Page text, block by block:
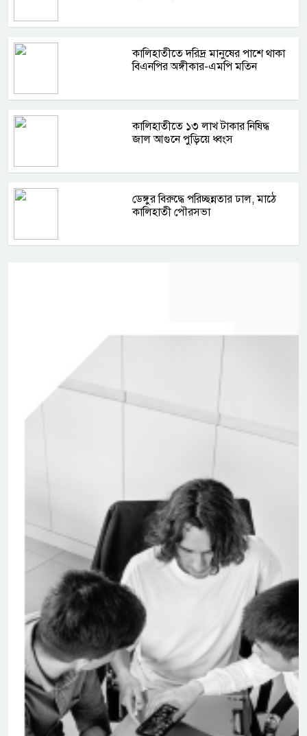
কালিহাতীতে দরিদ্র মানুষের পাশে থাকা
বিএনপির অঙ্গীকার-এমপি মতিন
কালিহাতীতে ১৩ লাখ টাকার নিষিদ্ধ
জাল আগুনে পুড়িয়ে ধ্বংস
ডেঙ্গুর বিরুদ্ধে পরিচ্ছন্নতার ঢাল, মাঠে
কালিহাতী পৌরসভা